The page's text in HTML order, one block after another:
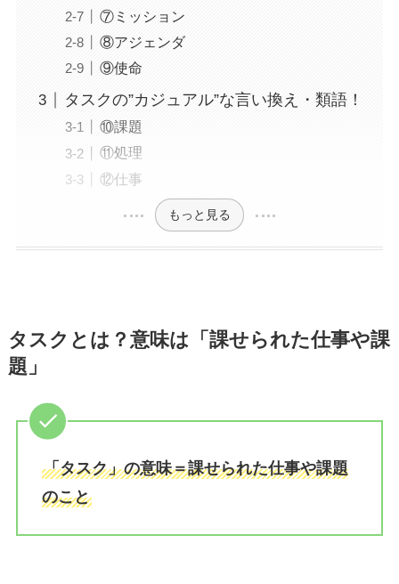
⑦ミッション
⑧アジェンダ
⑨使命
タスクの”カジュアル”な言い換え・類語！
⑩課題
⑪処理
⑫仕事
もっと見る
タスクとは？意味は「課せられた仕事や課
題」
「タスク」の意味＝課せられた仕事や課題
のこと